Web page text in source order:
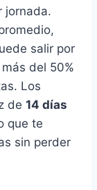
jornada.
salir por
del 50%
Los
de 14 días
que te
sin perder